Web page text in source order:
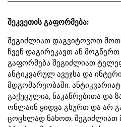
შეკვეთის გაფორმება:
შეგიძლიათ დაგვიტოვოთ
ჩვენ დაგირეკავთ ან მოგწერთ
გაფორმება შეგიძლიათ
ანტიკვარულ ავეჯსა და
მდგომარეობაში.
გაქუცულია, ნაკაწრებითა და
ონლაინ ყიდვა გსურთ და არ
ცოცხლად ნახოთ,